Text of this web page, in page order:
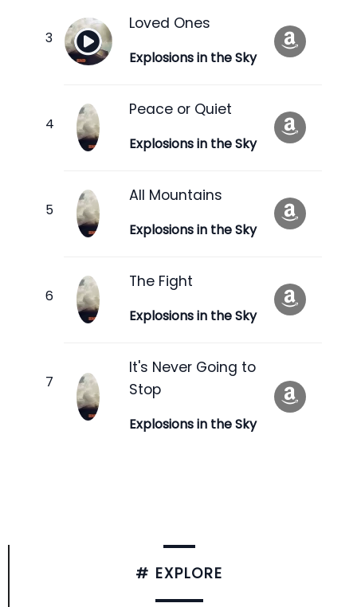
Loved Ones
Explosions in the Sky
Peace or Quiet
Explosions in the Sky
All Mountains
Explosions in the Sky
The Fight
Explosions in the Sky
It's Never Going to
Stop
Explosions in the Sky
# EXPLORE